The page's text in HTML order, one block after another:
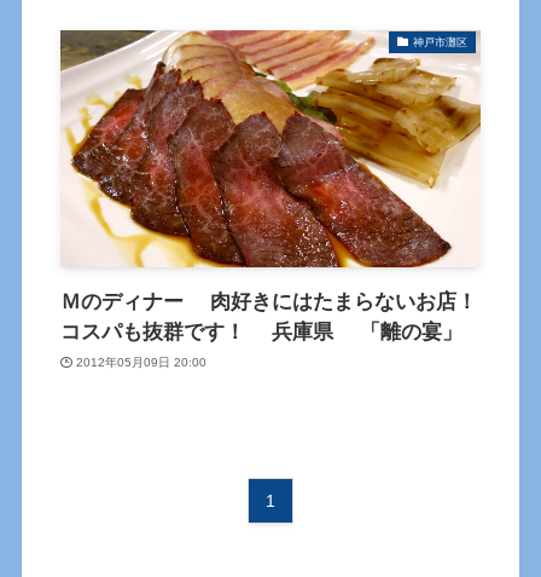
神戸市灘区
Ｍのディナー 肉好きにはたまらないお店！
コスパも抜群です！ 兵庫県 「離の宴」
2012年05月09日 20:00
1